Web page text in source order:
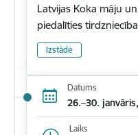
Latvijas Koka māju
piedalīties
Izstāde
Datums
26.–30.
Laiks